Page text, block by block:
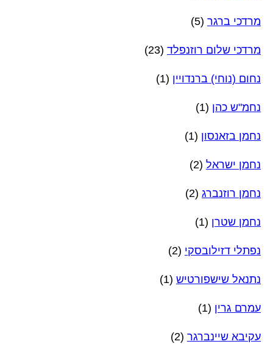
מרדכי ברגר (5)
מרדכי שלום רוזנפלד (23)
נחום (נוחי) ברנדויין (1)
נחמ"ש כהן (1)
נחמן בזאנסון (1)
נחמן ישראל (2)
נחמן רוזנברג (2)
נחמן שטרן (1)
נפתלי דזילובסקי (2)
נתנאל שישפורטיש (1)
עמרם גרין (1)
עקיבא שיינברגר (2)